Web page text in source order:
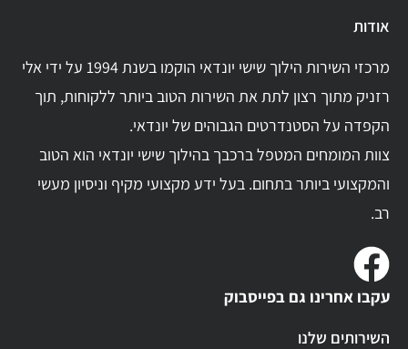
אודות
מרכזי השירות הילוך שישי יונדאי הוקמו בשנת 1994 על ידי אלי
רזניק מתוך רצון לתת את השירות הטוב ביותר ללקוחות, תוך
הקפדה על הסטנדרטים הגבוהים של יונדאי.
צוות המומחים המטפל ברכבך בהילוך שישי יונדאי הוא הטוב
והמקצועי ביותר בתחום. בעל ידע מקצועי מקיף וניסיון מעשי
רב.
עקבו אחרינו גם בפייסבוק
השירותים שלנו